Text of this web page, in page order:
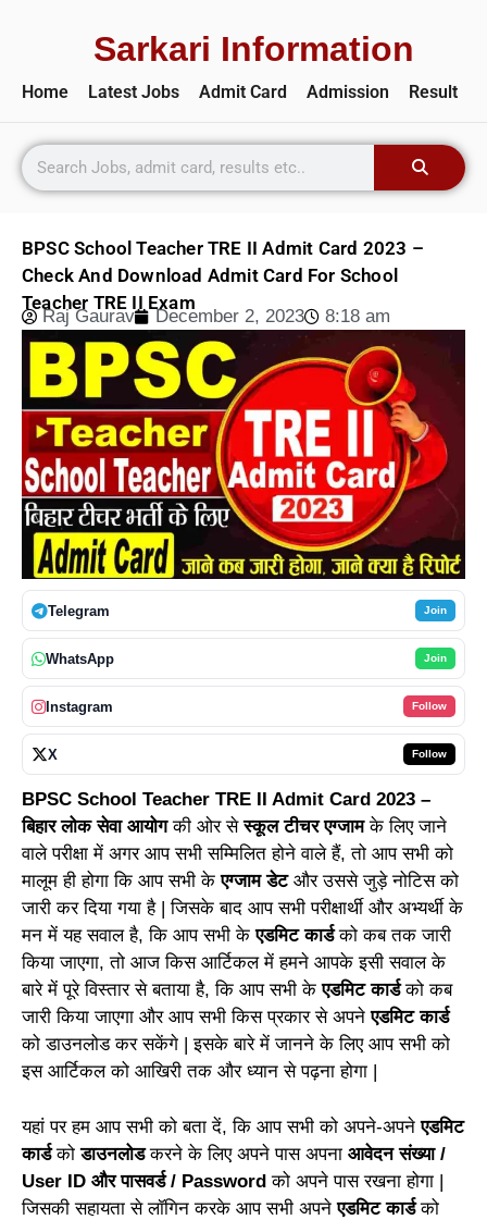
Sarkari Information
Home Latest Jobs Admit Card Admission Result
BPSC School Teacher TRE II Admit Card 2023 –
Check And Download Admit Card For School
Teacher TRE II Exam
Raj Gaurav December 2, 2023 8:18 am
Telegram Join
WhatsApp Join
Instagram Follow
X Follow
BPSC School Teacher TRE II Admit Card 2023 –
बिहार लोक सेवा आयोगकी ओर सेस्कूल टीचर एग्जामके लिए जाने
वाले परीक्षा में अगर आप सभी सम्मिलित होने वाले हैं, तो आप सभी को
मालूम ही होगा कि आप सभी केएग्जाम डेट और उससे जुड़े नोटिस को
जारी कर दिया गया है | जिसके बाद आप सभी परीक्षार्थी और अभ्यर्थी के
मन में यह सवाल है, कि आप सभी केएडमिट कार्डको कब तक जारी
किया जाएगा, तो आज किस आर्टिकल में हमने आपके इसी सवाल के
बारे में पूरे विस्तार से बताया है, कि आप सभी केएडमिट कार्डको कब
जारी किया जाएगा और आप सभी किस प्रकार से अपनेएडमिट कार्ड
को डाउनलोड कर सकेंगे | इसके बारे में जानने के लिए आप सभी को
इस आर्टिकल को आखिरी तक और ध्यान से पढ़ना होगा |
यहां पर हम आप सभी को बता दें, कि आप सभी को अपने-अपनेएडमिट
कार्डकोडाउनलोडकरने के लिए अपने पास अपना आवेदन संख्या /
User ID और पासवर्ड / Passwordको अपने पास रखना होगा |
जिसकी सहायता से लॉगिन करके आप सभी अपनेएडमिट कार्डको